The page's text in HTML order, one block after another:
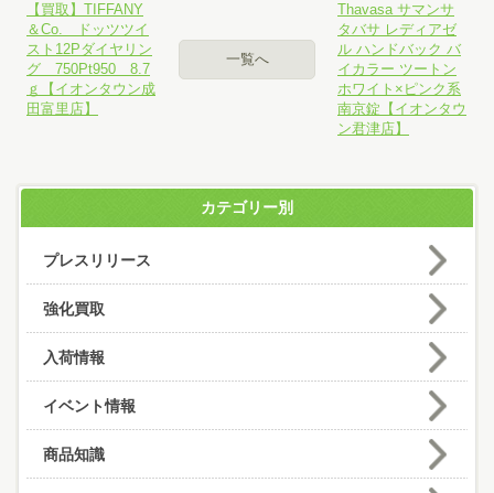
【買取】TIFFANY
＆Co. ドッツツイ
スト12Pダイヤリン
グ 750Pt950 8.7
ｇ【イオンタウン成
田富里店】
一覧へ
Thavasa サマンサ
タバサ レディアゼ
ル ハンドバック バ
イカラー ツートン
ホワイト×ピンク系
南京錠【イオンタウ
ン君津店】
カテゴリー別
プレスリリース
強化買取
入荷情報
イベント情報
商品知識